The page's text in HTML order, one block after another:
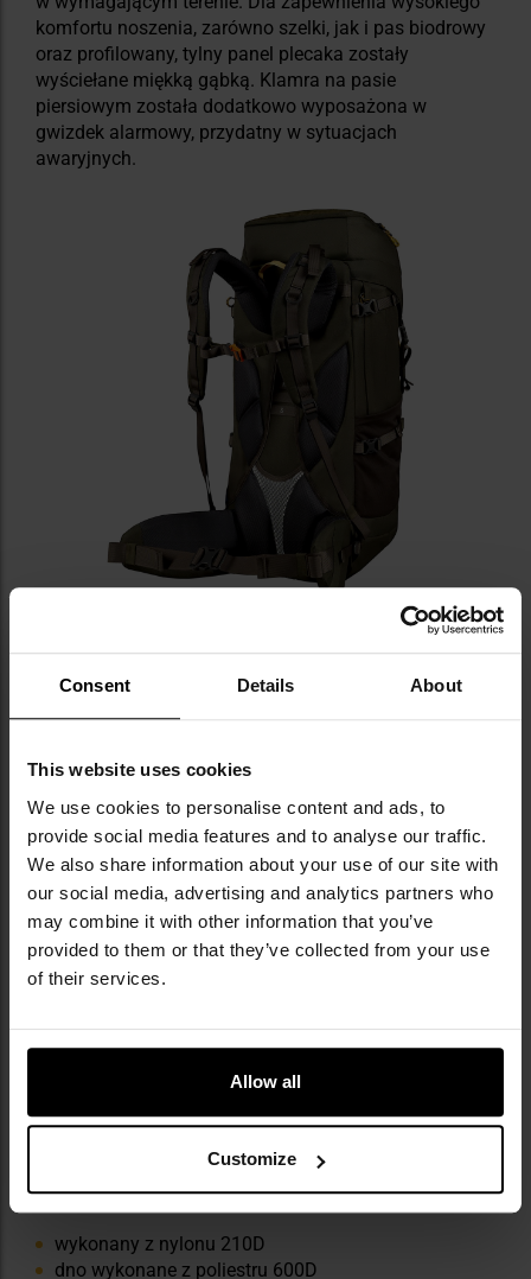
Consent Details About
This website uses cookies
We use cookies to personalise content and ads, to
provide social media features and to analyse our traffic.
We also share information about your use of our site with
our social media, advertising and analytics partners who
may combine it with other information that you’ve
provided to them or that they’ve collected from your use
of their services.
Allow all
Customize
komfortu noszenia, zarówno szelki, jak i pas biodrowy
oraz profilowany, tylny panel plecaka zostały
wyściełane miękką gąbką. Klamra na pasie
piersiowym została dodatkowo wyposażona w
gwizdek alarmowy, przydatny w sytuacjach
awaryjnych.
ODBLASKOWE ELEMENTY, POKROWIEC
PRZECIWDESZCZOWY
Bezpieczeństwo podczas poruszania się po zmroku
oraz w warunkach ograniczonej widoczności
zapewniająodblaskowe elementy Alpinus
Safety. Dodatkowo plecak wyposażony jest w
chowanypokrowiec przeciwdeszczowy.
NAJWAŻNIEJSZE CECHY
wykonany z nylonu 210D
dno wykonane z poliestru 600D